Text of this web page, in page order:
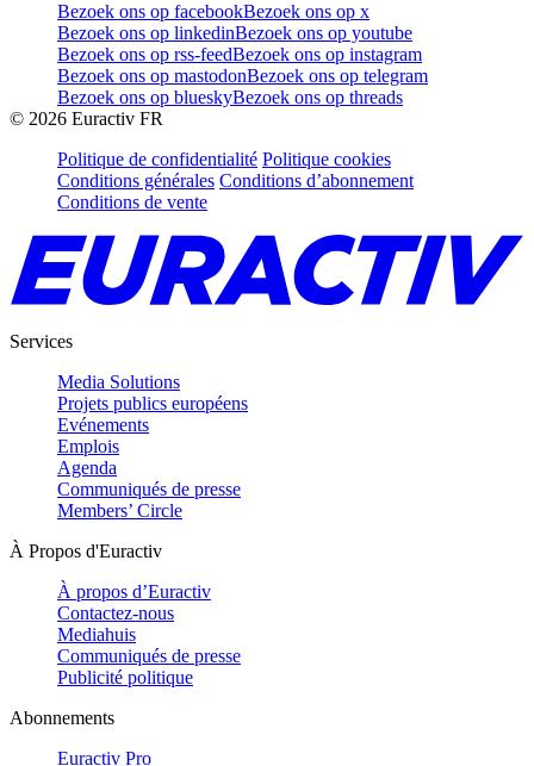
Bezoek ons op facebookBezoek ons op x
Bezoek ons op linkedinBezoek ons op youtube
Bezoek ons op rss-feedBezoek ons op instagram
Bezoek ons op mastodonBezoek ons op telegram
Bezoek ons op blueskyBezoek ons op threads
© 2026 Euractiv FR
Politique de confidentialité Politique cookies
Conditions générales Conditions d’abonnement
Conditions de vente
Services
Media Solutions
Projets publics européens
Evénements
Emplois
Agenda
Communiqués de presse
Members’ Circle
À Propos d'Euractiv
À propos d’Euractiv
Contactez-nous
Mediahuis
Communiqués de presse
Publicité politique
Abonnements
Euractiv Pro